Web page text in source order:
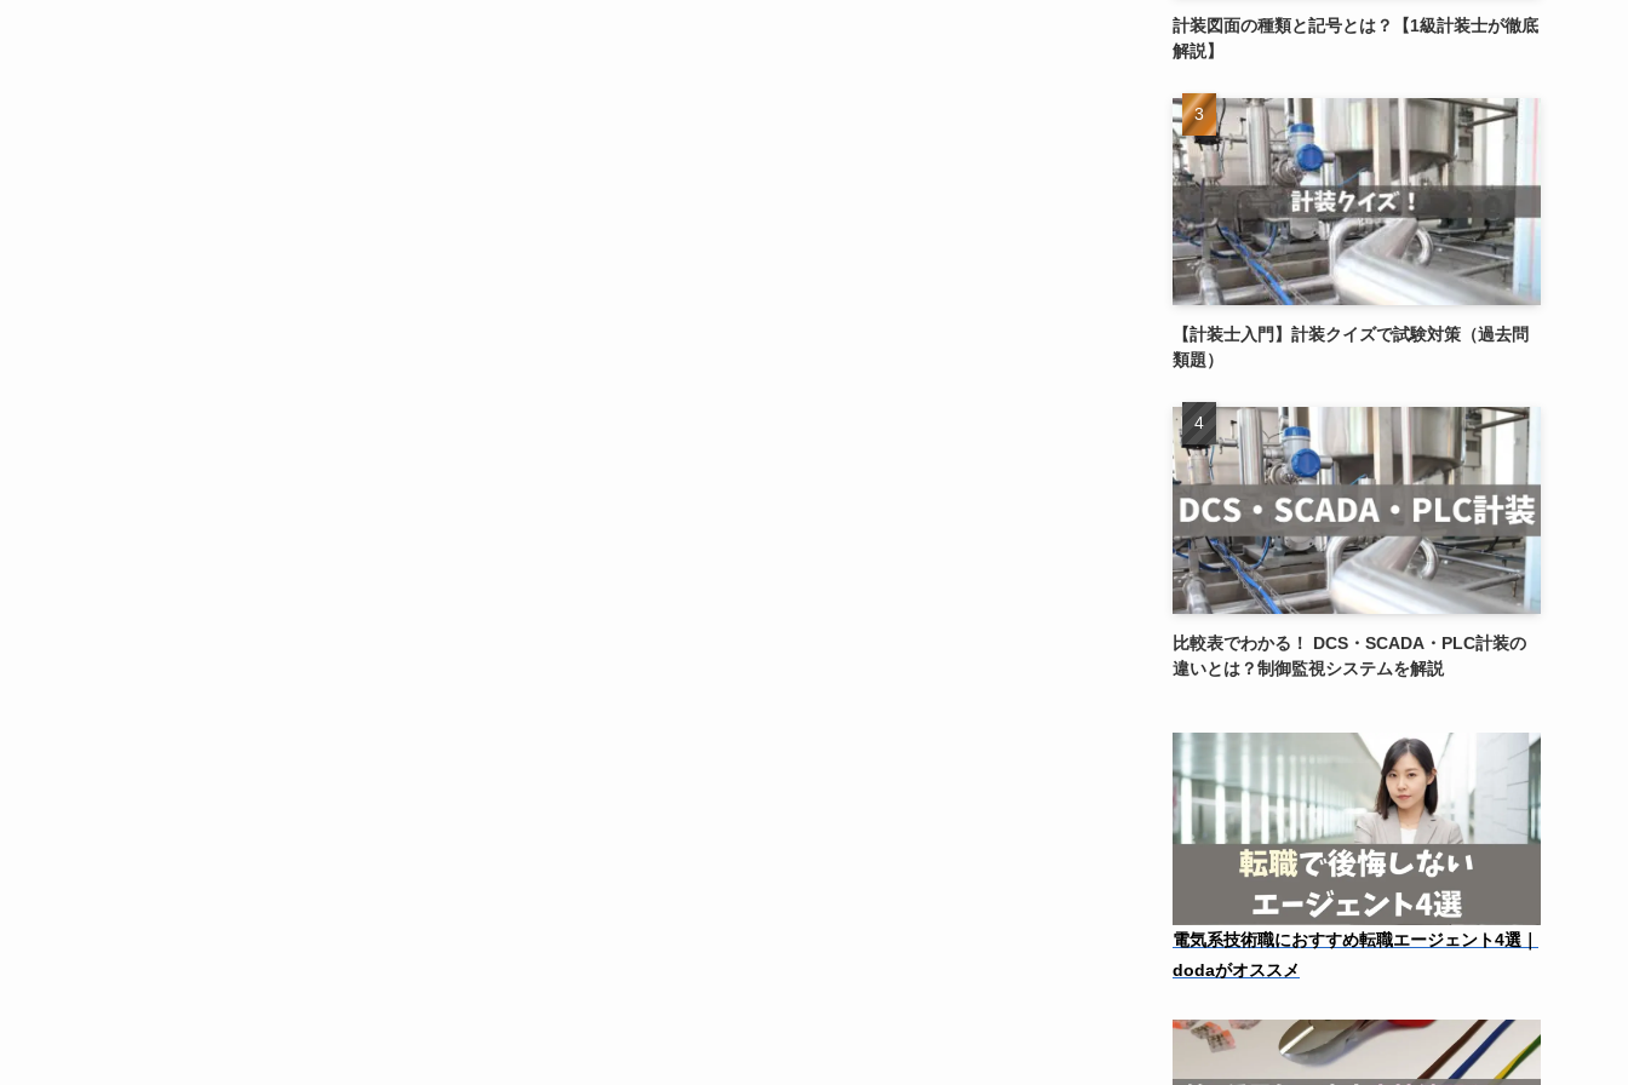
計装図面の種類と記号とは？【1級計装士が徹底
解説】
【計装士入門】計装クイズで試験対策（過去問
類題）
比較表でわかる！ DCS・SCADA・PLC計装の
違いとは？制御監視システムを解説
電気系技術職におすすめ転職エージェント4選｜
dodaがオススメ